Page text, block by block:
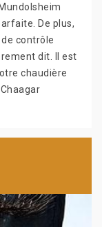
De plus,
contrôle
dit. Il est
chaudière